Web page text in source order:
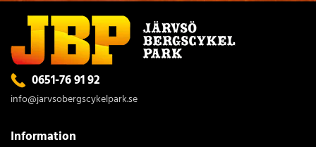
0651-76 91 92
info@jarvsobergscykelpark.se
Information